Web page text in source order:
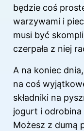
będzie coś
warzywami i
musi być
czerpała z niej
A na koniec
na coś
składniki na
jogurt i odrobina
Możesz z dumą